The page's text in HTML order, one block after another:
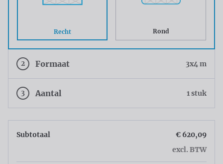
Recht Rond
2 Formaat 3x4 m
3 Aantal 1 stuk
Subtotaal
€ 620,09
excl. BTW